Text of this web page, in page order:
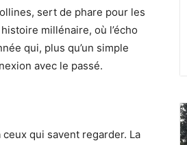
sert de phare pour les
millénaire, où l’écho
qui, plus qu’un simple
avec le passé.
qui savent regarder. La